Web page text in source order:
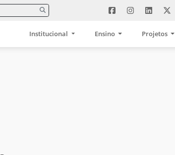
Institucional Ensino Projetos